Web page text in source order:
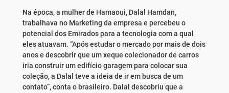
Na época, a mulher de Hamaoui, Dalal Hamdan,
trabalhava no Marketing da empresa e percebeu o
potencial dos Emirados para a tecnologia com a qual
eles atuavam. “Após estudar o mercado por mais de dois
anos e descobrir que um xeque colecionador de carros
iria construir um edifício garagem para colocar sua
coleção, a Dalal teve a ideia de ir em busca de um
contato”, conta o brasileiro. Dalal descobriu que a